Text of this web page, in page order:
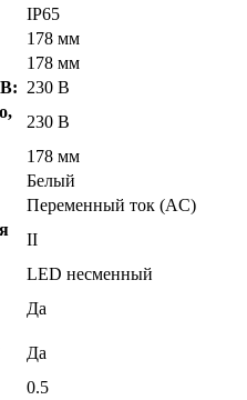
IP65
178 мм
178 мм
230 В
230 В
178 мм
Белый
Переменный ток (AC)
II
LED несменный
Да
Да
0.5